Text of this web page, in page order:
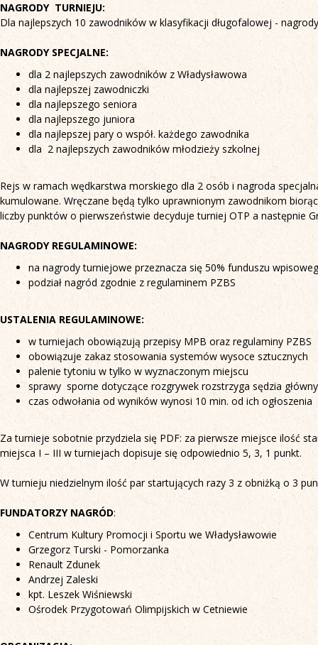
NAGRODY TURNIEJU:
Dla najlepszych 10 zawodników w klasyfikacji długofalowej -
NAGRODY SPECJALNE:
dla 2 najlepszych zawodników z Władysławowa
dla najlepszej zawodniczki
dla najlepszego seniora
dla najlepszego juniora
dla najlepszej pary o współ. każdego zawodnika
dla 2 najlepszych zawodników młodzieży szkolnej
Rejs w ramach wędkarstwa morskiego dla 2 osób i nagroda
kumulowane. Wręczane będą tylko uprawnionym zawodnikom
liczby punktów o pierwszeństwie decyduje turniej OTP a następnie
NAGRODY REGULAMINOWE:
na nagrody turniejowe przeznacza się 50% funduszu
podział nagród zgodnie z regulaminem PZBS
USTALENIA REGULAMINOWE:
w turniejach obowiązują przepisy MPB oraz regulaminy PZBS
obowiązuje zakaz stosowania systemów wysoce sztucznych
palenie tytoniu w tylko w wyznaczonym miejscu
sprawy sporne dotyczące rozgrywek rozstrzyga sędzia
czas odwołania od wyników wynosi 10 min. od ich ogłoszenia
Za turnieje sobotnie przydziela się PDF: za pierwsze miejsce ilość
miejsca I – III w turniejach dopisuje się odpowiednio 5, 3, 1 punkt.
W turnieju niedzielnym ilość par startujących razy 3 z obniżką o 3
FUNDATORZY NAGRÓD:
Centrum Kultury Promocji i Sportu we Władysławowie
Grzegorz Turski - Pomorzanka
Renault Zdunek
Andrzej Zaleski
kpt. Leszek Wiśniewski
Ośrodek Przygotowań Olimpijskich w Cetniewie